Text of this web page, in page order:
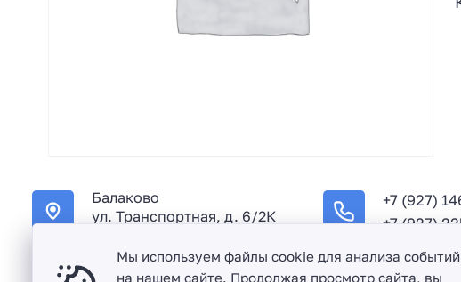
Балаково
ул. Транспортная, д. 6/2К
+7 (927)
+7 (927)
Мы используем файлы cookie для анализа событий
на нашем сайте. Продолжая просмотр сайта, вы